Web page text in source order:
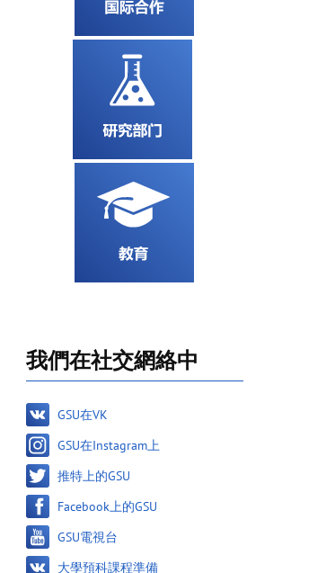
我們在社交網絡中
GSU在VK
GSU在Instagram上
推特上的GSU
Facebook上的GSU
GSU電視台
大學預科課程準備